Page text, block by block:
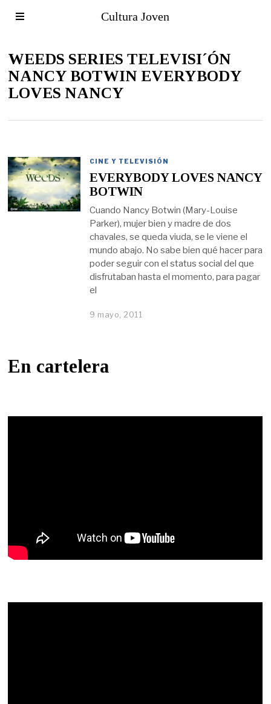
Cultura Joven
WEEDS SERIES TELEVISI´ÓN
NANCY BOTWIN EVERYBODY
LOVES NANCY
CINE Y TELEVISIÓN
EVERYBODY LOVES NANCY
BOTWIN
Cuando Nancy Botwin (Mary-Louise
Parker), mujer bien y madre de dos
chavales, se queda viuda, se le viene el
mundo abajo. No sabe bien qué hacer para
poder seguir con el status social del que
disfrutaban hasta el momento, para pagar
el
9 mayo, 2011
En cartelera